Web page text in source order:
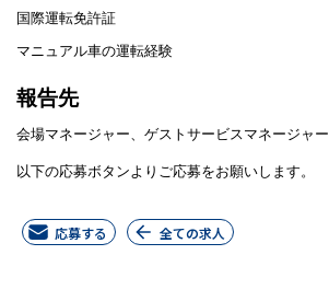
国際運転免許証
マニュアル車の運転経験
報告先
会場マネージャー、ゲストサービスマネージャー
以下の応募ボタンよりご応募をお願いします。
応募する 全ての求人